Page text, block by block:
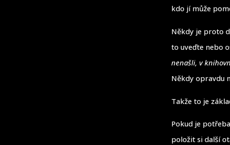
kdo jí může
Někdy je proto
to uveďte nebo
nenašli, v
Někdy opravdu
Takže to je
Pokud je
položit si další